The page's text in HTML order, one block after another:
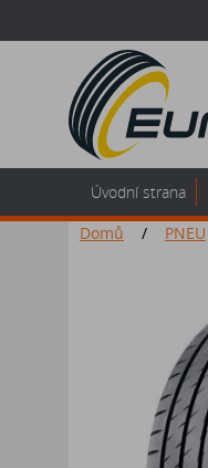
Úvodní strana
Domů
/ PNEU